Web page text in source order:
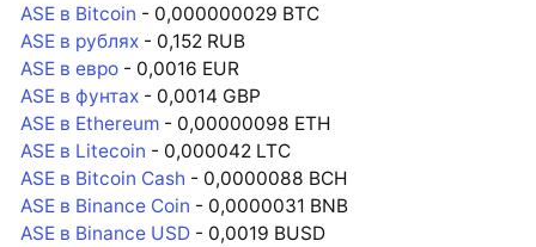
ASE в Bitcoin - 0,000000029 BTC
ASE в рублях - 0,152 RUB
ASE в евро - 0,0016 EUR
ASE в фунтах - 0,0014 GBP
ASE в Ethereum - 0,00000098 ETH
ASE в Litecoin - 0,000042 LTC
ASE в Bitcoin Cash - 0,0000088 BCH
ASE в Binance Coin - 0,0000031 BNB
ASE в Binance USD - 0,0019 BUSD